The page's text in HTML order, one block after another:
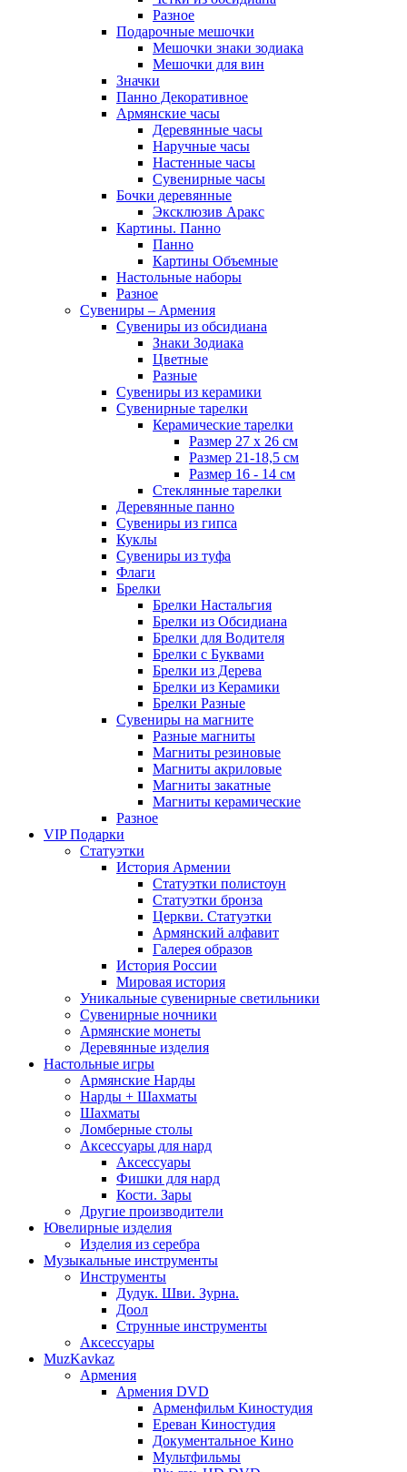
Разное
Подарочные мешочки
Мешочки знаки зодиака
Мешочки для вин
Значки
Панно Декоративное
Армянские часы
Деревянные часы
Наручные часы
Настенные часы
Сувенирные часы
Бочки деревянные
Эксклюзив Аракс
Картины. Панно
Панно
Картины Объемные
Настольные наборы
Разное
Сувениры – Армения
Сувениры из обсидиана
Знаки Зодиака
Цветные
Разные
Сувениры из керамики
Сувенирные тарелки
Керамические тарелки
Размер 27 х 26 см
Размер 21-18,5 см
Размер 16 - 14 см
Стеклянные тарелки
Деревянные панно
Сувениры из гипса
Куклы
Сувениры из туфа
Флаги
Брелки
Брелки Настальгия
Брелки из Обсидиана
Брелки для Водителя
Брелки с Буквами
Брелки из Дерева
Брелки из Керамики
Брелки Разные
Сувениры на магните
Разные магниты
Магниты резиновые
Магниты акриловые
Магниты закатные
Магниты керамические
Разное
VIP Подарки
Статуэтки
История Армении
Статуэтки полистоун
Статуэтки бронза
Церкви. Статуэтки
Армянский алфавит
Галерея образов
История России
Мировая история
Уникальные сувенирные светильники
Сувенирные ночники
Армянские монеты
Деревянные изделия
Настольные игры
Армянские Нарды
Нарды + Шахматы
Шахматы
Ломберные столы
Аксессуары для нард
Аксессуары
Фишки для нард
Кости. Зары
Другие производители
Ювелирные изделия
Изделия из серебра
Музыкальные инструменты
Инструменты
Дудук. Шви. Зурна.
Доол
Струнные инструменты
Аксессуары
MuzKavkaz
Армения
Армения DVD
Арменфильм Киностудия
Ереван Киностудия
Документальное Кино
Мультфильмы